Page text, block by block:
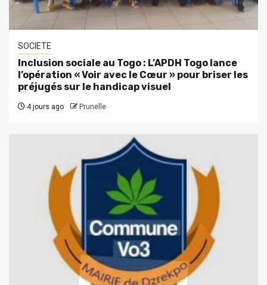
SOCIETE
Inclusion sociale au Togo : L’APDH Togo lance
l’opération « Voir avec le Cœur » pour briser les
préjugés sur le handicap visuel
4 jours ago Prunelle